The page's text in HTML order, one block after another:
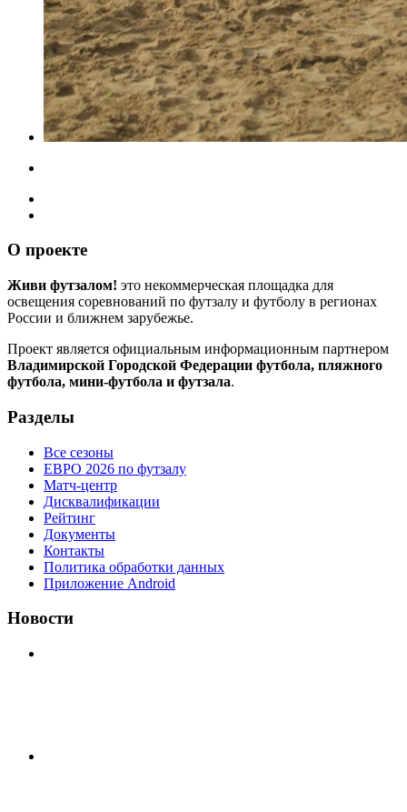
О проекте
Живи футзалом! это некоммерческая площадка для
освещения соревнований по футзалу и футболу в регионах
России и ближнем зарубежье.
Проект является официальным информационным партнером
Владимирской Городской Федерации футбола, пляжного
футбола, мини-футбола и футзала.
Разделы
Все сезоны
ЕВРО 2026 по футзалу
Матч-центр
Дисквалификации
Рейтинг
Документы
Контакты
Политика обработки данных
Приложение Android
Новости